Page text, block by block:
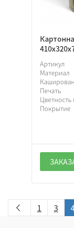
Артикул
Материал
Печать
Цветность
Покрытие
1 3